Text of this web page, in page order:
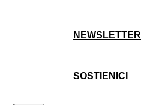
NEWSLETTER
SOSTIENICI